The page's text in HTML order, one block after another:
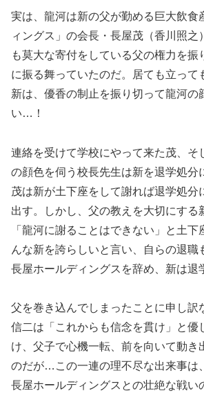
実は、龍河は新の父が勤める巨大飲食
ィングス」の会長・長屋茂（香川照之
も莫大な寄付をしている父の権力を振
に振る舞っていたのだ。居ても立って
新は、優香の制止を振り切って龍河の
い…！
連絡を受けて学校にやって来た茂、そ
の顔色を伺う校長先生は新を退学処分
茂は新が土下座をして謝れば退学処分
出す。しかし、父の教えを大切にする
「龍河に謝ることはできない」と土
んな新を誇らしいと言い、自らの退職
長屋ホールディングスを辞め、新は退
父を巻き込んでしまったことに申し訳
信二は「これからも信念を貫け」と優
け、父子で心機一転、前を向いて動き
のだが…この一連の理不尽な出来事は
長屋ホールディングスとの壮絶な戦い